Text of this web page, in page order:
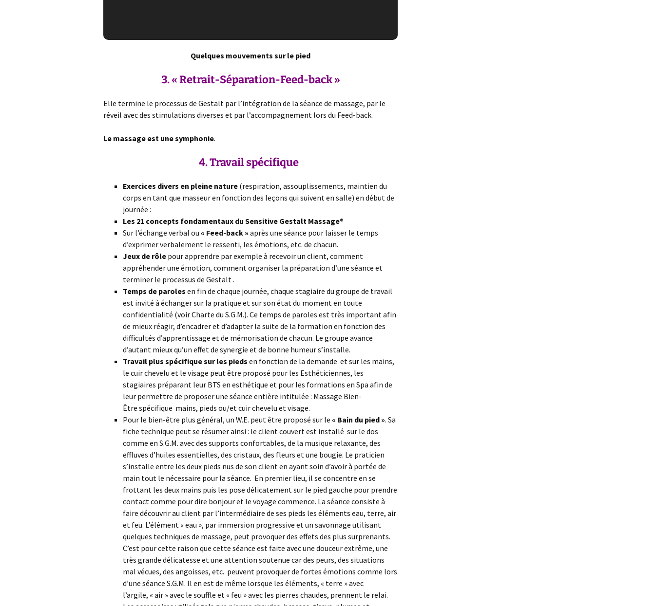
Quelques mouvements sur le pied
3.« Retrait-Séparation-Feed-back »
Elle termine le processus de Gestalt par l’intégration de la séance de massage, par le
réveil avec des stimulations diverses et par l’accompagnement lors du Feed-back.
Le massage est une symphonie.
4. Travail spécifique
Exercices divers en pleine nature (respiration, assouplissements, maintien du
corps en tant que masseur en fonction des leçons qui suivent en salle) en début de
journée :
Les 21 concepts fondamentaux du Sensitive Gestalt Massage®
Sur l’échange verbal ou « Feed-back » après une séance pour laisser le temps
d’exprimer verbalement le ressenti, les émotions, etc. de chacun.
Jeux de rôle pour apprendre par exemple à recevoir un client, comment
appréhender une émotion, comment organiser la préparation d’une séance et
terminer le processus de Gestalt .
Temps de paroles en fin de chaque journée, chaque stagiaire du groupe de travail
est invité à échanger sur la pratique et sur son état du moment en toute
confidentialité (voir Charte du S.G.M.). Ce temps de paroles est très important afin
de mieux réagir, d’encadrer et d’adapter la suite de la formation en fonction des
difficultés d’apprentissage et de mémorisation de chacun. Le groupe avance
d’autant mieux qu’un effet de synergie et de bonne humeur s’installe.
Travail plus spécifique sur les pieds en fonction de la demande et sur les mains,
le cuir chevelu et le visage peut être proposé pour les Esthéticiennes, les
stagiaires préparant leur BTS en esthétique et pour les formations en Spa afin de
leur permettre de proposer une séance entière intitulée : Massage Bien-
Être spécifique mains, pieds ou/et cuir chevelu et visage.
Pour le bien-être plus général, un W.E. peut être proposé sur le « Bain du pied ». Sa
fiche technique peut se résumer ainsi : le client couvert est installé sur le dos
comme en S.G.M. avec des supports confortables, de la musique relaxante, des
effluves d’huiles essentielles, des cristaux, des fleurs et une bougie. Le praticien
s’installe entre les deux pieds nus de son client en ayant soin d’avoir à portée de
main tout le nécessaire pour la séance. En premier lieu, il se concentre en se
frottant les deux mains puis les pose délicatement sur le pied gauche pour prendre
contact comme pour dire bonjour et le voyage commence. La séance consiste à
faire découvrir au client par l’intermédiaire de ses pieds les éléments eau, terre, air
et feu. L’élément « eau », par immersion progressive et un savonnage utilisant
quelques techniques de massage, peut provoquer des effets des plus surprenants.
C’est pour cette raison que cette séance est faite avec une douceur extrême, une
très grande délicatesse et une attention soutenue car des peurs, des situations
mal vécues, des angoisses, etc. peuvent provoquer de fortes émotions comme lors
d’une séance S.G.M. Il en est de même lorsque les éléments, « terre » avec
l’argile, « air » avec le souffle et « feu » avec les pierres chaudes, prennent le relai.